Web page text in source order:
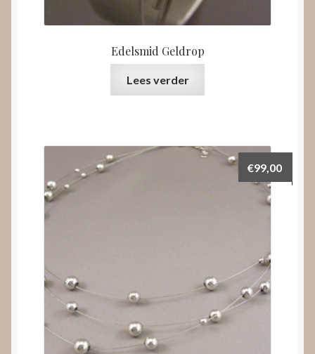
Edelsmid Geldrop
Lees verder
€99,00